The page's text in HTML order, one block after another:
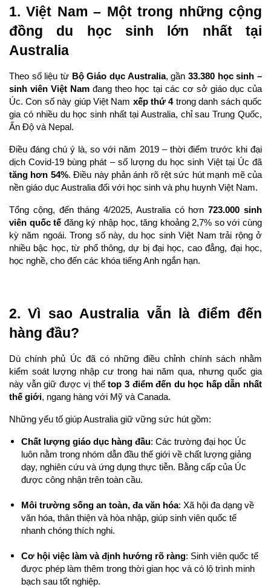
1. Việt Nam – Một trong những cộng
đồng du học sinh lớn nhất tại
Australia
Theo số liệu từ Bộ Giáo dục Australia, gần 33.380 học sinh –
sinh viên Việt Nam đang theo học tại các cơ sở giáo dục của
Úc. Con số này giúp Việt Nam xếp thứ 4 trong danh sách quốc
gia có nhiều du học sinh nhất tại Australia, chỉ sau Trung Quốc,
Ấn Độ và Nepal.
Điều đáng chú ý là, so với năm 2019 – thời điểm trước khi đại
tăng hơn 54%. Điều này phản ánh rõ rệt sức hút mạnh mẽ của
nền giáo dục Australia đối với học sinh và phụ huynh Việt Nam.
Tổng cộng, đến tháng 4/2025, Australia có hơn 723.000 sinh
viên quốc tế đăng ký nhập học, tăng khoảng 2,7% so với cùng
kỳ năm ngoái. Trong số này, du học sinh Việt Nam trải rộng ở
nhiều bậc học, từ phổ thông, dự bị đại học, cao đẳng, đại học,
học nghề, cho đến các khóa tiếng Anh ngắn hạn.
2. Vì sao Australia vẫn là điểm đến
hàng đầu?
Dù chính phủ Úc đã có những điều chỉnh chính sách nhằm
kiểm soát lượng nhập cư trong hai năm qua, nhưng quốc gia
này vẫn giữ được vị thế top 3 điểm đến du học hấp dẫn nhất
thế giới, ngang hàng với Mỹ và Canada.
Những yếu tố giúp Australia giữ vững sức hút gồm:
Chất lượng giáo dục hàng đầu: Các trường đại học Úc
luôn nằm trong nhóm dẫn đầu thế giới về chất lượng giảng
dạy, nghiên cứu và ứng dụng thực tiễn. Bằng cấp của Úc
được công nhận trên toàn cầu.
Môi trường sống an toàn, đa văn hóa: Xã hội đa dạng về
văn hóa, thân thiện và hòa nhập, giúp sinh viên quốc tế
nhanh chóng thích nghi.
Cơ hội việc làm và định hướng rõ ràng: Sinh viên quốc tế
được phép làm thêm trong thời gian học và có lộ trình minh
bạch sau tốt nghiệp.